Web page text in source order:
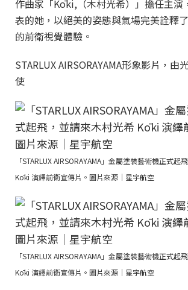
作曲家「Kōki,（木村光希）」擔任主演
表的她，以絕美的姿態與氣場完美詮釋了
的前衛視覺體驗。
STARLUX AIRSORAYAMA形象影片，由
使
「STARLUX AIRSORAYAMA」金屬塗裝藝術機正式起
Kōki 演繹前衛宣傳片。圖片來源｜星宇航空
「STARLUX AIRSORAYAMA」金屬塗裝藝術機正式起
Kōki 演繹前衛宣傳片。圖片來源｜星宇航空